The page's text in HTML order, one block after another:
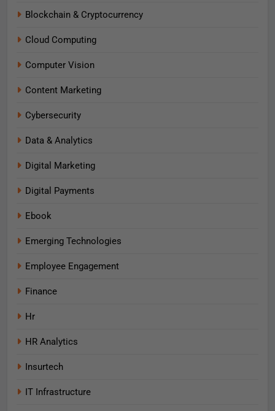
Blockchain & Cryptocurrency
Cloud Computing
Computer Vision
Content Marketing
Cybersecurity
Data & Analytics
Digital Marketing
Digital Payments
Ebook
Emerging Technologies
Employee Engagement
Finance
Hr
HR Analytics
Insurtech
IT Infrastructure